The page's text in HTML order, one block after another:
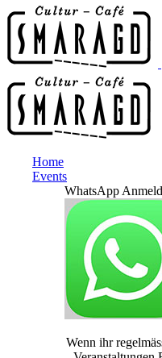
Home
Events
WhatsApp
Wenn ihr